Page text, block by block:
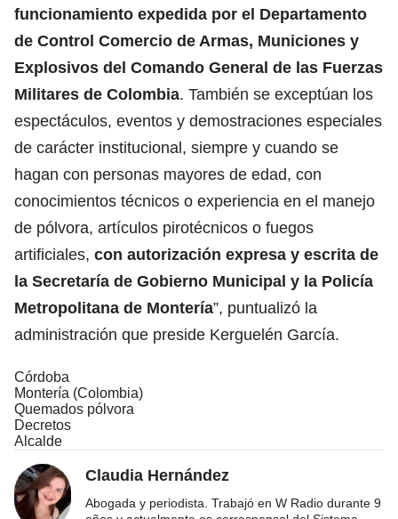
funcionamiento expedida por el Departamento
de Control Comercio de Armas, Municiones y
Explosivos del Comando General de las Fuerzas
Militares de Colombia. También se exceptúan los
espectáculos, eventos y demostraciones especiales
de carácter institucional, siempre y cuando se
hagan con personas mayores de edad, con
conocimientos técnicos o experiencia en el manejo
de pólvora, artículos pirotécnicos o fuegos
artificiales, con autorización expresa y escrita de
la Secretaría de Gobierno Municipal y la Policía
Metropolitana de Montería”, puntualizó la
administración que preside Kerguelén García.
Córdoba
Montería (Colombia)
Quemados pólvora
Decretos
Alcalde
Claudia Hernández
Abogada y periodista. Trabajó en W Radio durante 9